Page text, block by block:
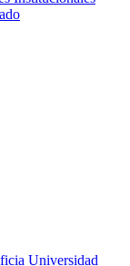
Universidad